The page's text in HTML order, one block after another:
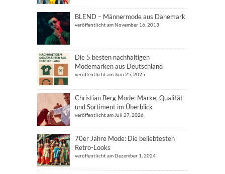
BLEND – Männermode aus Dänemark
veröffentlicht am November 16, 2013
Die 5 besten nachhaltigen
Modemarken aus Deutschland
veröffentlicht am Juni 25, 2025
Christian Berg Mode: Marke, Qualität
und Sortiment im Überblick
veröffentlicht am Juli 27, 2026
70er Jahre Mode: Die beliebtesten
Retro-Looks
veröffentlicht am Dezember 1, 2024